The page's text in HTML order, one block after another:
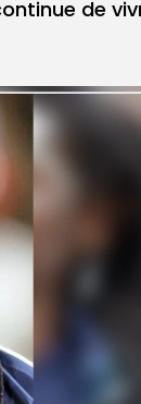
de